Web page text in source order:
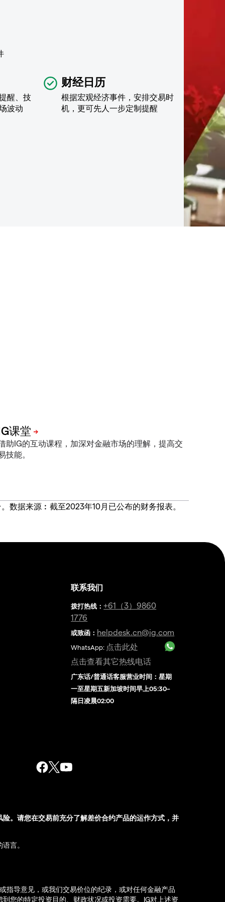
醒、技
波动
财经日历
根据宏观经济事件，安排交易时
机，更可先人一步定制提醒
助IG的互动课程，加深对金融市场的理解，提高交
技能。
数据来源︰截至2023年10月已公布的财务报表。
联系我们
拨打热线 ：+61（3）9860
1776
或致函： helpdesk.cn@ig.com
WhatsApp: 点击此处
点击查看其它热线电话
广东话/普通话客服营业时间：星期
一至星期五新加坡时间早上05:30–
隔日凌晨02:00
。请您在交易前充分了解差价合约产品的运作方式，并
言。
指导意见，或我们交易价位的纪录，或对任何金融产品
您的特定投资目的、财政状况或投资需要。IG对上述资